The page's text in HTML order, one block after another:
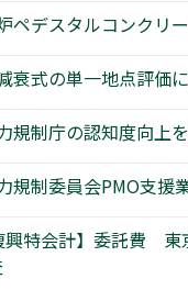
ペデスタルコンクリ
衰式の単一地点評価
規制庁の認知度向上
規制委員会PMO支援
特会計】委託費 東